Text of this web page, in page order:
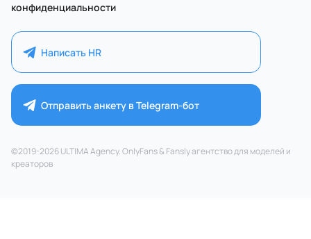
конфиденциальности
Написать HR
Отправить анкету в Telegram-бот
©2019-2026 ULTIMA Agency. OnlyFans & Fansly агентство для моделей и
креаторов